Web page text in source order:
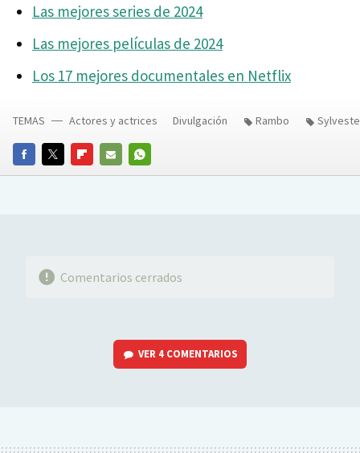
Las mejores series de 2024
Las mejores películas de 2024
Los 17 mejores documentales en Netflix
FACEBOOKTWITTERFLIPBOARD
E-
WHATSAPP
TEMAS Actores y actrices Divulgación Rambo
Comentarios cerrados
VER 4 COMENTARIOS